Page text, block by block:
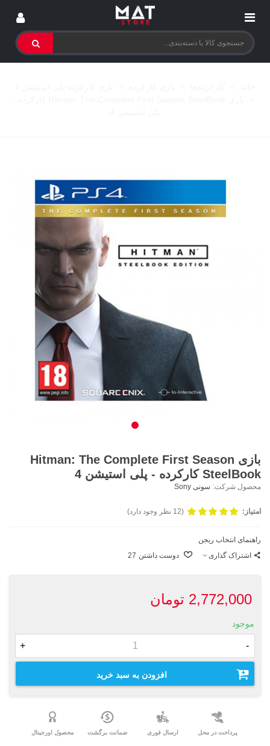
بازی Hitman: The Complete First Season
SteelBook کارکرده - پلی استیشن 4
محصول شرکت: سونی Sony
امتیاز: (12 نظر وجود دارد)
راهنمای انتخاب ریجن
اشتراک گذاری
دوست داشتن 27
2,772,000 تومان
موجود
-
+
افزودن به سبد خرید
پرداخت در محل ارسال فوری ضمانت برگشت محصول اورجینال